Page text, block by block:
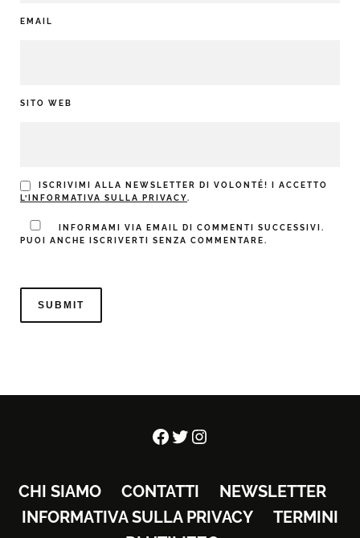
EMAIL
SITO WEB
ISCRIVIMI ALLA NEWSLETTER DI VOLONTÉ! I ACCETTO
L’INFORMATIVA SULLA PRIVACY.
INFORMAMI VIA EMAIL DI COMMENTI SUCCESSIVI.
PUOI ANCHE ISCRIVERTI SENZA COMMENTARE.
Facebook
Twitter
Instagram
CHI SIAMO CONTATTI
NEWSLETTER
INFORMATIVA SULLA PRIVACY
TERMINI